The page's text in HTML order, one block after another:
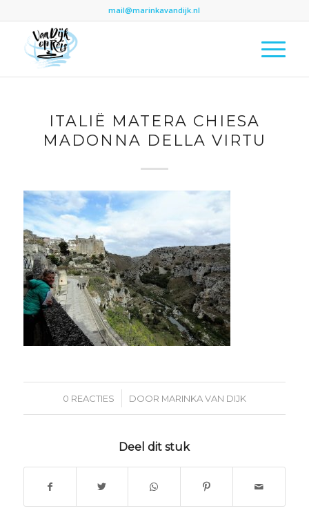
mail@marinkavandijk.nl
ITALIË MATERA CHIESA
MADONNA DELLA VIRTU
0 REACTIES
/ DOOR MARINKA VAN DIJK
Deel dit stuk